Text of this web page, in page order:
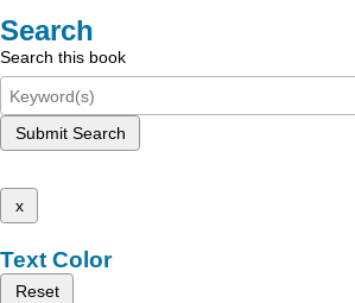
Search
Search this book
Submit Search
x
Text Color
Reset